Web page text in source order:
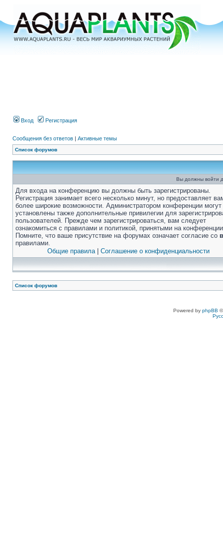
Вход Регистрация
Сообщения без ответов | Активные темы
Список форумов
Вы должны войти
Для входа на конференцию вы должны быть зарегистрированы.
Регистрация занимает всего несколько минут, но предоставляет
более широкие возможности. Администратором конференции
установлены также дополнительные привилегии для
пользователей. Прежде чем зарегистрироваться, вам следует
ознакомиться с правилами и политикой, принятыми на
Помните, что ваше присутствие на форумах означает согласие со
правилами.
Общие правила| Соглашение о конфиденциальности
Список форумов
Powered by phpBB